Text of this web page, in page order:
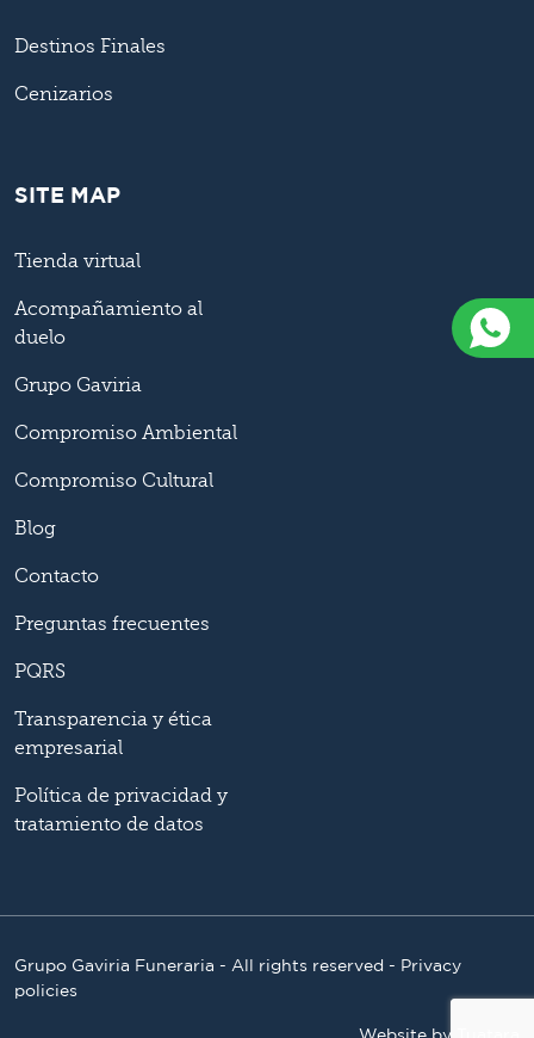
Destinos Finales
Cenizarios
SITE MAP
Tienda virtual
Acompañamiento al
duelo
Grupo Gaviria
Compromiso Ambiental
Compromiso Cultural
Blog
Contacto
Preguntas frecuentes
PQRS
Transparencia y ética
empresarial
Política de privacidad y
tratamiento de datos
Grupo Gaviria Funeraria - All rights reserved - Privacy
policies